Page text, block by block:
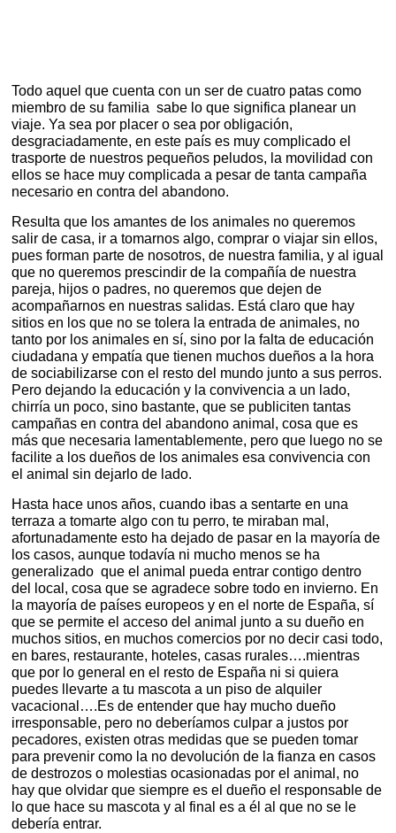
Todo aquel que cuenta con un ser de cuatro patas como
miembro de su familia sabe lo que significa planear un
viaje. Ya sea por placer o sea por obligación,
desgraciadamente, en este país es muy complicado el
trasporte de nuestros pequeños peludos, la movilidad con
ellos se hace muy complicada a pesar de tanta campaña
necesario en contra del abandono.
Resulta que los amantes de los animales no queremos
salir de casa, ir a tomarnos algo, comprar o viajar sin ellos,
pues forman parte de nosotros, de nuestra familia, y al igual
que no queremos prescindir de la compañía de nuestra
pareja, hijos o padres, no queremos que dejen de
acompañarnos en nuestras salidas. Está claro que hay
sitios en los que no se tolera la entrada de animales, no
tanto por los animales en sí, sino por la falta de educación
ciudadana y empatía que tienen muchos dueños a la hora
de sociabilizarse con el resto del mundo junto a sus perros.
Pero dejando la educación y la convivencia a un lado,
chirría un poco, sino bastante, que se publiciten tantas
campañas en contra del abandono animal, cosa que es
más que necesaria lamentablemente, pero que luego no se
facilite a los dueños de los animales esa convivencia con
el animal sin dejarlo de lado.
Hasta hace unos años, cuando ibas a sentarte en una
terraza a tomarte algo con tu perro, te miraban mal,
afortunadamente esto ha dejado de pasar en la mayoría de
los casos, aunque todavía ni mucho menos se ha
generalizado que el animal pueda entrar contigo dentro
del local, cosa que se agradece sobre todo en invierno. En
la mayoría de países europeos y en el norte de España, sí
que se permite el acceso del animal junto a su dueño en
muchos sitios, en muchos comercios por no decir casi todo,
en bares, restaurante, hoteles, casas rurales….mientras
que por lo general en el resto de España ni si quiera
puedes llevarte a tu mascota a un piso de alquiler
vacacional….Es de entender que hay mucho dueño
irresponsable, pero no deberíamos culpar a justos por
pecadores, existen otras medidas que se pueden tomar
para prevenir como la no devolución de la fianza en casos
de destrozos o molestias ocasionadas por el animal, no
hay que olvidar que siempre es el dueño el responsable de
lo que hace su mascota y al final es a él al que no se le
debería entrar.